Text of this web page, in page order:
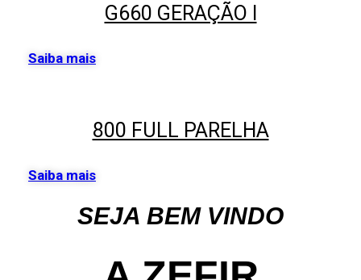
G660 GERAÇÃO I
Saiba mais
800 FULL PARELHA
Saiba mais
SEJA BEM VINDO